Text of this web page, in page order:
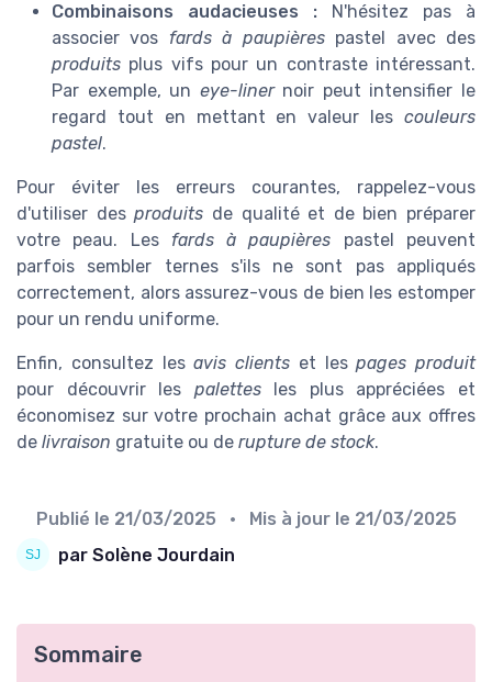
Combinaisons audacieuses : N'hésitez pas à
associer vos fards à paupièrespastel avec des
produits plus vifs pour un contraste intéressant.
Par exemple, un eye-linernoir peut intensifier le
regard tout en mettant en valeur les couleurs
pastel.
Pour éviter les erreurs courantes, rappelez-vous
d'utiliser desproduits de qualité et de bien préparer
votre peau. Les fards à paupières pastel peuvent
parfois sembler ternes s'ils ne sont pas appliqués
correctement, alors assurez-vous de bien les estomper
pour un rendu uniforme.
Enfin, consultez lesavis clients et lespages produit
pour découvrir les palettesles plus appréciées et
économisez sur votre prochain achat grâce aux offres
de livraison gratuite ou de rupture de stock.
Publié le 21/03/2025 • Mis à jour le 21/03/2025
par Solène Jourdain
Sommaire